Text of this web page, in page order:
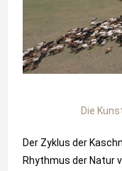
Die
Der Zyklus der
Rhythmus der Natur